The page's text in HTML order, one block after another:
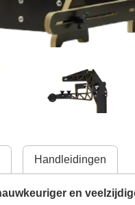
Handleidingen
en